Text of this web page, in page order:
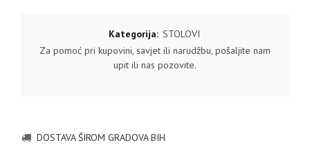
Kategorija: STOLOVI
Za pomoć pri kupovini, savjet ili narudžbu, pošaljite nam
upit ili nas pozovite.
DOSTAVA ŠIROM GRADOVA BIH